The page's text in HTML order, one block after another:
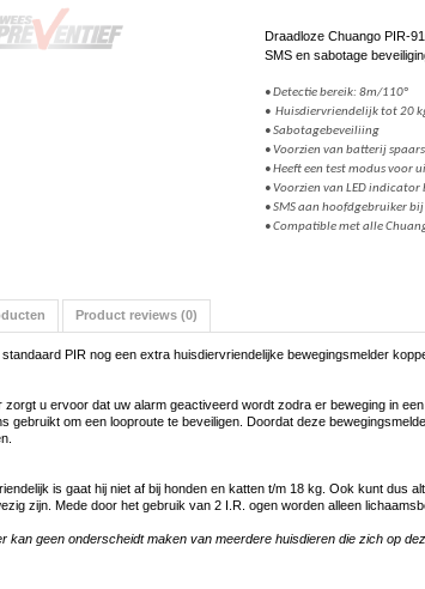
Draadloze Chuango PIR-
SMS en sabotage
• Detectie bereik: 8m/110°
• Huisdiervriendelijk tot 20
• Sabotagebeveiliing
• Voorzien van batterij
• Heeft een test modus voor
• Voorzien van LED
• SMS aan hoofdgebruiker
• Compatible met alle
Product reviews (0)
PIR nog een extra huisdiervriendelijke bewegingsmelder
zorgt u ervoor dat uw alarm geactiveerd wordt zodra er beweging in
gebruikt om een looproute te beveiligen. Doordat deze
is gaat hij niet af bij honden en katten t/m 18 kg. Ook kunt dus
zijn. Mede door het gebruik van 2 I.R. ogen worden alleen
kan geen onderscheidt maken van meerdere huisdieren die zich op